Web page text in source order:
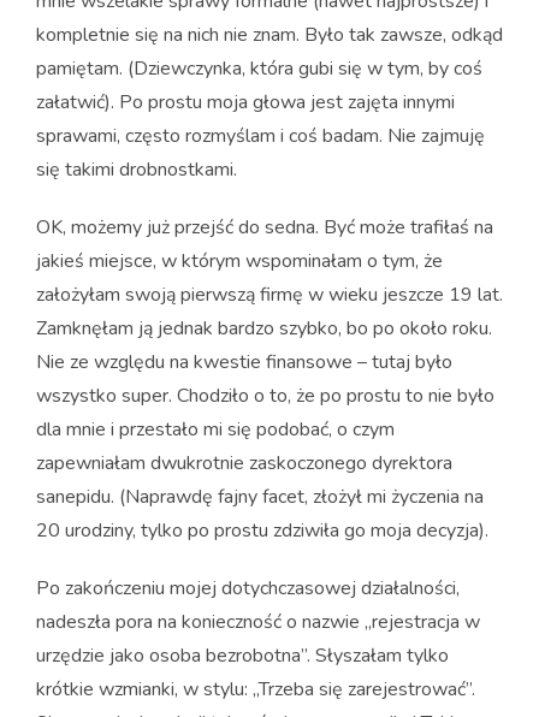
kompletnie się na nich nie znam. Było tak zawsze, odkąd
pamiętam. (Dziewczynka, która gubi się w tym, by coś
załatwić). Po prostu moja głowa jest zajęta innymi
sprawami, często rozmyślam i coś badam. Nie zajmuję
się takimi drobnostkami.
OK, możemy już przejść do sedna. Być może trafiłaś na
jakieś miejsce, w którym wspominałam o tym, że
założyłam swoją pierwszą firmę w wieku jeszcze 19 lat.
Zamknęłam ją jednak bardzo szybko, bo po około roku.
Nie ze względu na kwestie finansowe – tutaj było
wszystko super. Chodziło o to, że po prostu to nie było
dla mnie i przestało mi się podobać, o czym
zapewniałam dwukrotnie zaskoczonego dyrektora
sanepidu. (Naprawdę fajny facet, złożył mi życzenia na
20 urodziny, tylko po prostu zdziwiła go moja decyzja).
Po zakończeniu mojej dotychczasowej działalności,
nadeszła pora na konieczność o nazwie „rejestracja w
urzędzie jako osoba bezrobotna”. Słyszałam tylko
krótkie wzmianki, w stylu: „Trzeba się zarejestrować”.